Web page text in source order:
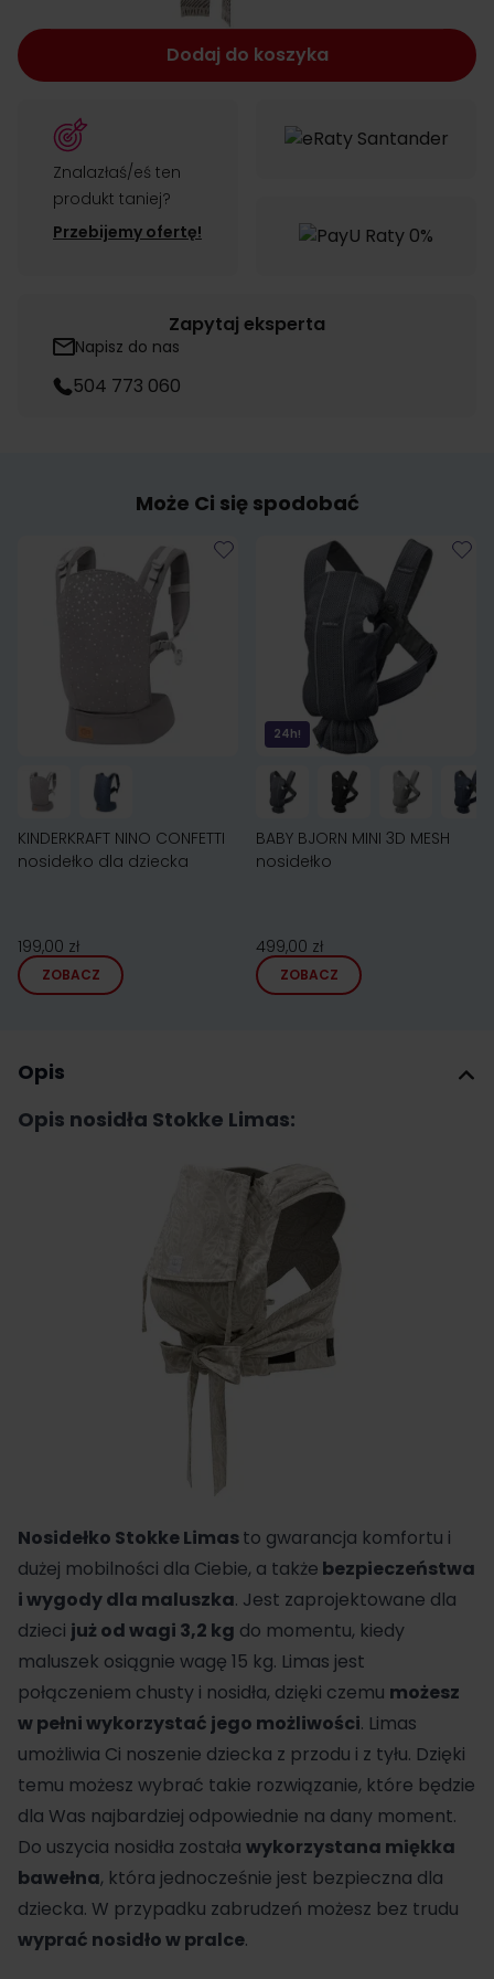
Dodaj do koszyka
Znalazłaś/eś ten
produkt taniej?
Przebijemy ofertę!
Zapytaj eksperta
Napisz do nas
504 773 060
Może Ci się spodobać
KINDERKRAFT NINO CONFETTI
nosidełko dla dziecka
199,00 zł
ZOBACZ
24h!
BABY BJORN MINI 3D MESH
nosidełko
499,00 zł
ZOBACZ
Opis
Opis nosidła Stokke Limas:
Nosidełko StokkeLimasto gwarancja komfortu i
dużej mobilności dla Ciebie, a także bezpieczeństwa
i wygody dla maluszka. Jest zaprojektowane dla
dzieci już od wagi 3,2 kg do momentu, kiedy
maluszek osiągnie wagę 15 kg. Limas jest
połączeniem chusty i nosidła, dzięki czemu możesz
w pełni wykorzystać jego możliwości. Limas
umożliwia Ci noszenie dziecka z przodu i z tyłu. Dzięki
temu możesz wybrać takie rozwiązanie, które będzie
dla Was najbardziej odpowiednie na dany moment.
Do uszycia nosidła została wykorzystana miękka
bawełna, która jednocześnie jest bezpieczna dla
dziecka. W przypadku zabrudzeń możesz bez trudu
wyprać nosidło w pralce.